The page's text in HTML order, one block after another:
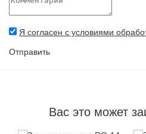
Я согласен с условиями
Отправить
Вас это может